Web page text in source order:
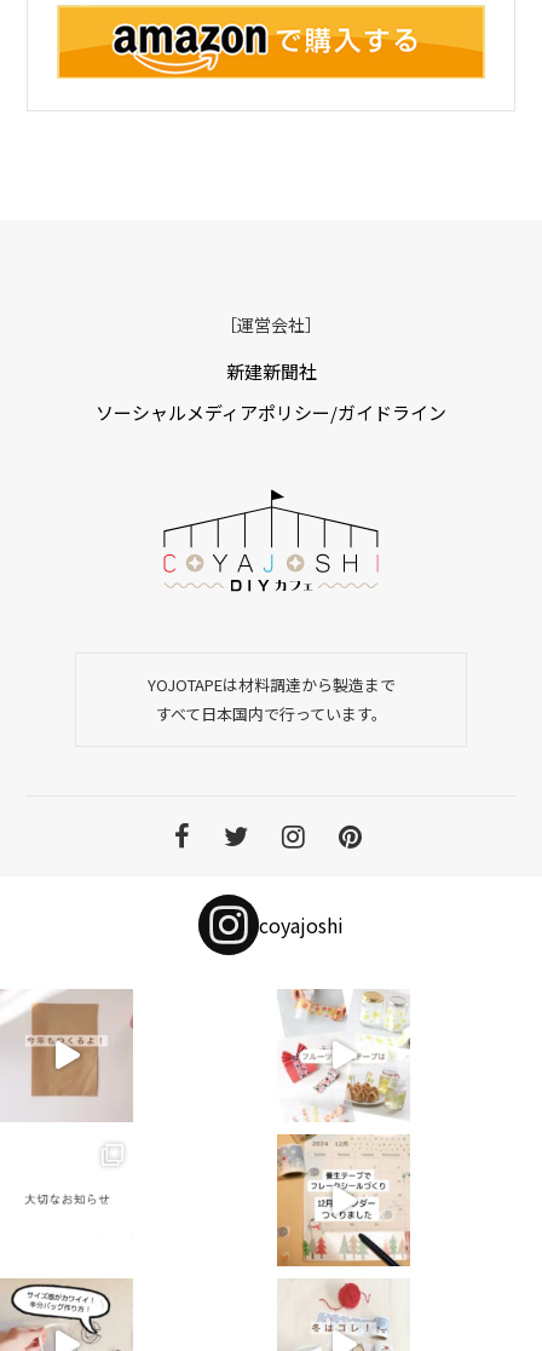
［運営会社］
新建新聞社
ソーシャルメディアポリシー/ガイドライン
YOJOTAPEは材料調達から製造まで
すべて日本国内で行っています。
coyajoshi